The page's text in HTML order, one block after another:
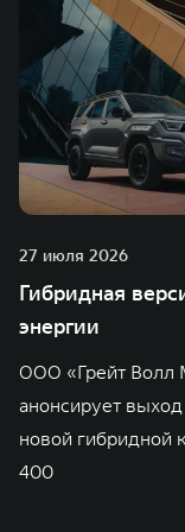
27 июля 2026
Гибридная
энергии
ООО «Грейт Волл
анонсирует
новой гибридной
400